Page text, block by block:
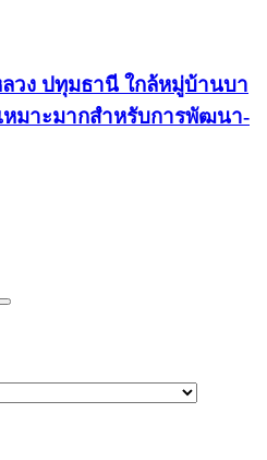
วง ปทุมธานี ใกล้หมู่บ้านบา
หมาะมากสำหรับการพัฒนา-